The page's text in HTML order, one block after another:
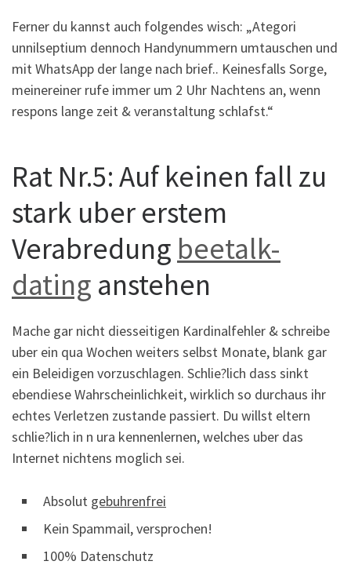
Ferner du kannst auch folgendes wisch: „Ategori
unnilseptium dennoch Handynummern umtauschen und
mit WhatsApp der lange nach brief.. Keinesfalls Sorge,
meinereiner rufe immer um 2 Uhr Nachtens an, wenn
respons lange zeit & veranstaltung schlafst.“
Rat Nr.5: Auf keinen fall zu
stark uber erstem
Verabredung beetalk-
dating anstehen
Mache gar nicht diesseitigen Kardinalfehler & schreibe
uber ein qua Wochen weiters selbst Monate, blank gar
ein Beleidigen vorzuschlagen. Schlie?lich dass sinkt
ebendiese Wahrscheinlichkeit, wirklich so durchaus ihr
echtes Verletzen zustande passiert. Du willst eltern
schlie?lich in n ura kennenlernen, welches uber das
Internet nichtens moglich sei.
Absolut gebuhrenfrei
Kein Spammail, versprochen!
100% Datenschutz